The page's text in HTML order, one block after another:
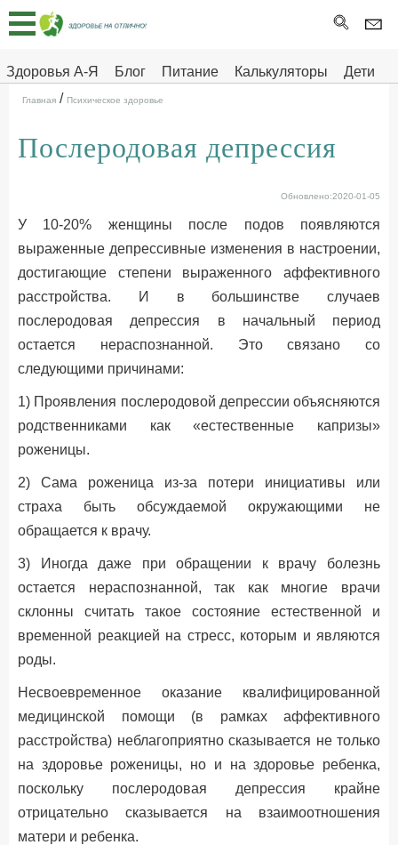
Здоровья А-Я Блог Питание Калькуляторы
Дети
Здоровье на отлично
Главная
Тесты
Про
ДЕТЯМ
Главная / Психическое здоровье
Послеродовая депрессия
Обновлено:2020-01-05
У 10-20% женщины после подов появляются
выраженные депрессивные изменения в настроении,
достигающие степени выраженного аффективного
расстройства. И в большинстве случаев
послеродовая депрессия в начальный период
остается нераспознанной. Это связано со
следующими причинами:
1) Проявления послеродовой депрессии объясняются
родственниками как «естественные капризы»
роженицы.
2) Cама роженица из-за потери инициативы или
страха быть обсуждаемой окружающими не
обращается к врачу.
3) Иногда даже при обращении к врачу болезнь
остается нераспознанной, так как многие врачи
склонны считать такое состояние естественной и
временной реакцией на стресс, которым и являются
роды.
Несвоевременное оказание квалифицированной
медицинской помощи (в рамках аффективного
расстройства) неблагоприятно сказывается не только
на здоровье роженицы, но и на здоровье ребенка,
поскольку послеродовая депрессия крайне
отрицательно сказывается на взаимоотношения
матери и ребенка.